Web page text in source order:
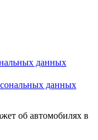
данных
данных
об автомобилях в